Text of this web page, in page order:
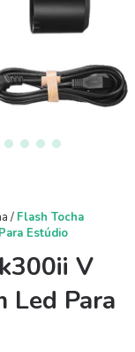
/ Flash Tocha
Estúdio
V
Led Para